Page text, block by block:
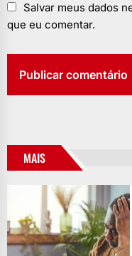
Salvar meus dados
que eu comentar.
MAIS